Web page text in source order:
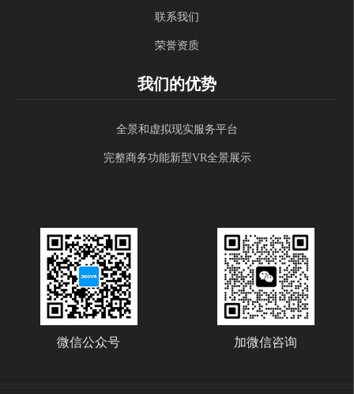
联系我们
荣誉资质
我们的优势
全景和虚拟现实服务平台
完整商务功能新型VR全景展示
微信公众号 加微信咨询